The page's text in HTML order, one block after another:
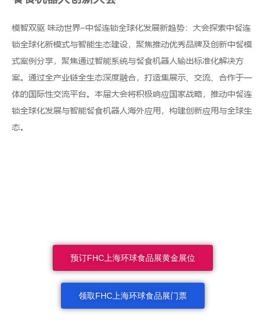
模智双驱 味动世界–中餐连锁全球化发展新趋势：大会探索中餐连
锁全球化新模式与智能生态建设，聚焦推动优秀品牌及创新中餐模
式案例分享，聚焦通过智能系统与餐食机器人输出标准化解决方
案。通过全产业链全生态深度融合，打造集展示、交流、合作于一
体的国际性交流平台。本届大会将积极响应国家战略，推动中餐连
锁全球化发展与智能餐食机器人海外应用，构建创新应用与全球生
态。
预订FHC上海环球食品展黄金展位
领取FHC上海环球食品展门票